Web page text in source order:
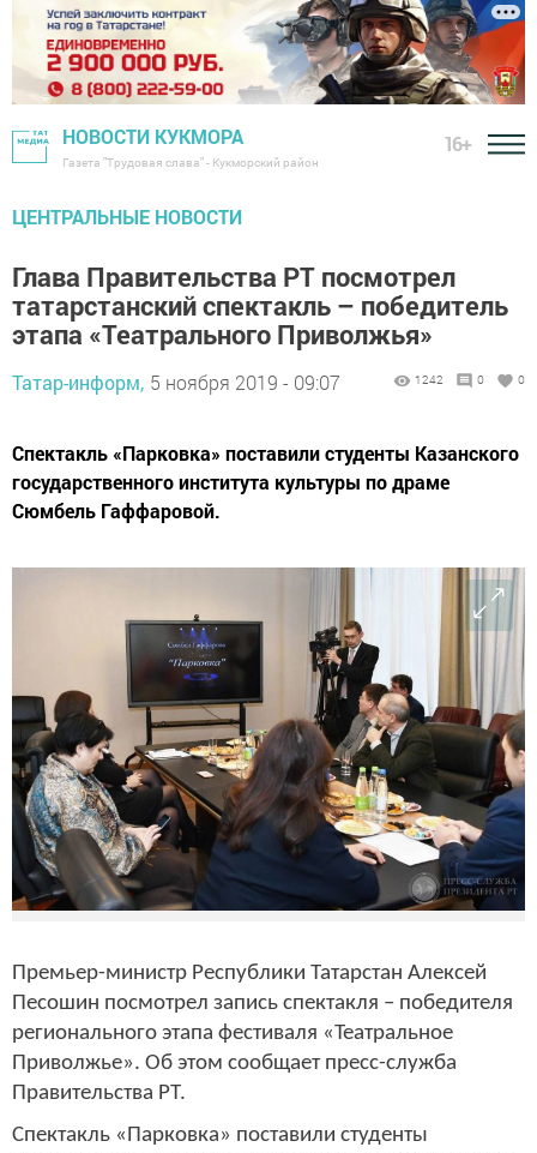
НОВОСТИ КУКМОРА
Газета "Трудовая слава" - Кукморский район
16+
ЦЕНТРАЛЬНЫЕ НОВОСТИ
Глава Правительства РТ посмотрел
татарстанский спектакль – победитель
этапа «Театрального Приволжья»
Татар-информ, 5 ноября 2019 - 09:07 1242 0 0
Спектакль «Парковка» поставили студенты Казанского
государственного института культуры по драме
Сюмбель Гаффаровой.
Премьер-министр Республики Татарстан Алексей
Песошин посмотрел запись спектакля – победителя
регионального этапа фестиваля «Театральное
Приволжье». Об этом сообщает пресс-служба
Правительства РТ.
Спектакль «Парковка» поставили студенты